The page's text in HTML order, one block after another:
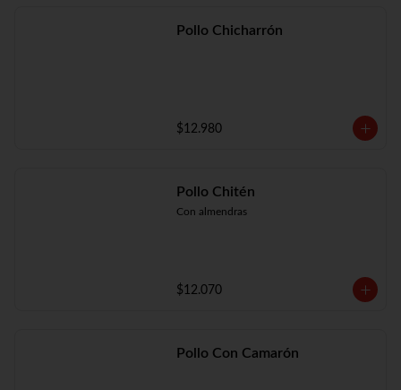
Pollo Chicharrón
$12.980
Pollo Chitén
Con almendras
$12.070
Pollo Con Camarón